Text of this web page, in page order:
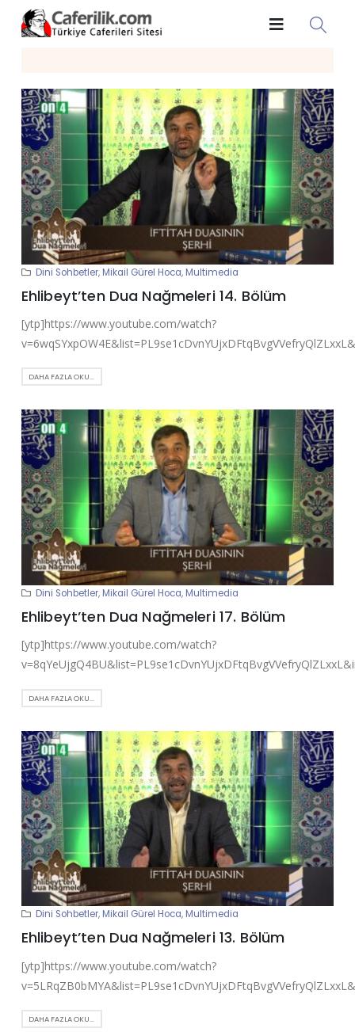
Dini Sohbetler, Mikail Gürel Hoca, Multimedia
Ehlibeyt’ten Dua Nağmeleri 14. Bölüm
[ytp]https://www.youtube.com/watch?
DAHA FAZLA OKU...
Dini Sohbetler, Mikail Gürel Hoca, Multimedia
Ehlibeyt’ten Dua Nağmeleri 17. Bölüm
[ytp]https://www.youtube.com/watch?
DAHA FAZLA OKU...
Dini Sohbetler, Mikail Gürel Hoca, Multimedia
Ehlibeyt’ten Dua Nağmeleri 13. Bölüm
[ytp]https://www.youtube.com/watch?
DAHA FAZLA OKU...